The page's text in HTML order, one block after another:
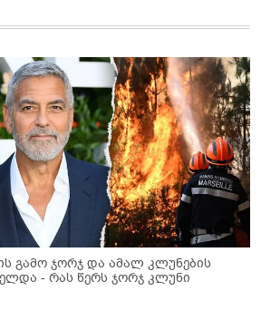
გამო ჯორჯ და ამალ კლუნების
- რას წერს ჯორჯ კლუნი